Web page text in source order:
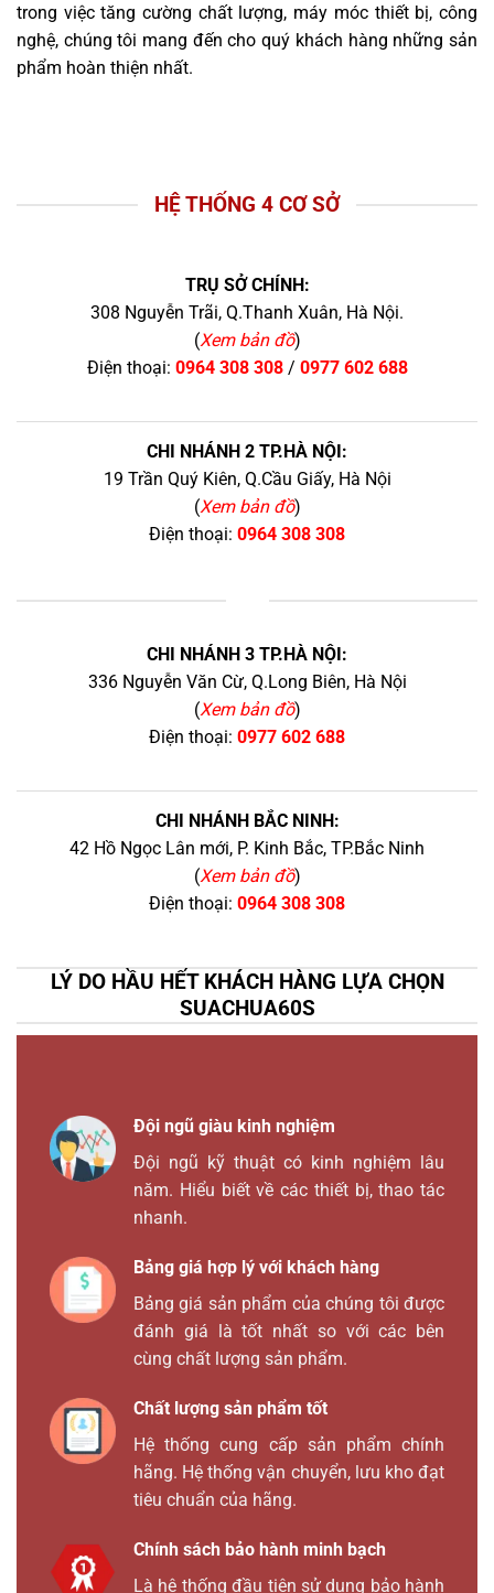
trong việc tăng cường chất lượng, máy móc thiết bị, công
nghệ, chúng tôi mang đến cho quý khách hàng những sản
phẩm hoàn thiện nhất.
HỆ THỐNG 4 CƠ SỞ
TRỤ SỞ CHÍNH:
308 Nguyễn Trãi, Q.Thanh Xuân, Hà Nội.
(Xem bản đồ)
Điện thoại: 0964 308 308/ 0977 602 688
CHI NHÁNH 2 TP.HÀ NỘI:
19 Trần Quý Kiên, Q.Cầu Giấy, Hà Nội
(Xem bản đồ)
Điện thoại: 0964 308 308
CHI NHÁNH 3 TP.HÀ NỘI:
336 Nguyễn Văn Cừ, Q.Long Biên, Hà Nội
(Xem bản đồ)
Điện thoại: 0977 602 688
CHI NHÁNH BẮC NINH:
42 Hồ Ngọc Lân mới, P. Kinh Bắc, TP.Bắc Ninh
(Xem bản đồ)
Điện thoại: 0964 308 308
LÝ DO HẦU HẾT KHÁCH HÀNG LỰA CHỌN
SUACHUA60S
Đội ngũ giàu kinh nghiệm
Đội ngũ kỹ thuật có kinh nghiệm lâu
năm. Hiểu biết về các thiết bị, thao tác
nhanh.
Bảng giá hợp lý với khách hàng
Bảng giá sản phẩm của chúng tôi được
đánh giá là tốt nhất so với các bên
cùng chất lượng sản phẩm.
Chất lượng sản phẩm tốt
Hệ thống cung cấp sản phẩm chính
hãng. Hệ thống vận chuyển, lưu kho đạt
tiêu chuẩn của hãng.
Chính sách bảo hành minh bạch
Là hệ thống đầu tiên sử dụng bảo hành